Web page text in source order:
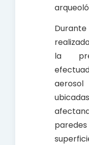
la